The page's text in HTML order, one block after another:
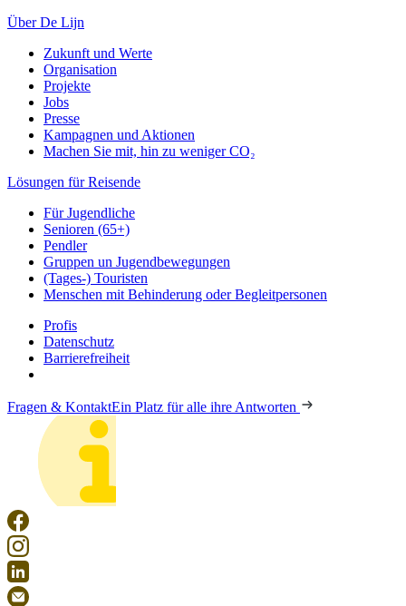
Über De Lijn
Zukunft und Werte
Organisation
Projekte
Jobs
Presse
Kampagnen und Aktionen
Machen Sie mit, hin zu weniger CO₂
Lösungen für Reisende
Für Jugendliche
Senioren (65+)
Pendler
Gruppen un Jugendbewegungen
(Tages-) Touristen
Menschen mit Behinderung oder Begleitpersonen
Profis
Datenschutz
Barrierefreiheit
Fragen & KontaktEin Platz für alle ihre Antworten